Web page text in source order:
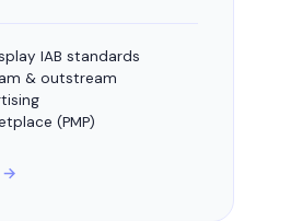
IAB standards
& outstream
(PMP)
→